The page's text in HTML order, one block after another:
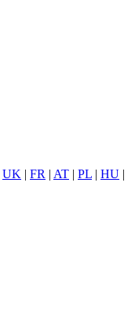
UK | FR | AT | PL | HU |